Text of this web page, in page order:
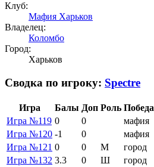
Клуб:
Мафия Харьков
Владелец:
Коломбо
Город:
Харьков
Сводка по игроку: Spectre
Игра Балы Доп Роль Победа
Игра №119 0 0
мафия
Игра №120 -1 0
мафия
Игра №121 0 0 М
город
Игра №132 3.3 0 Ш
город